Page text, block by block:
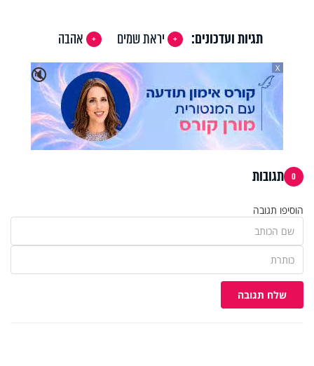
תגיות ועדכונים: יראת שמים
אהבה
🔇
X
0 תגובות
הוסיפו תגובה
שלח תגובה